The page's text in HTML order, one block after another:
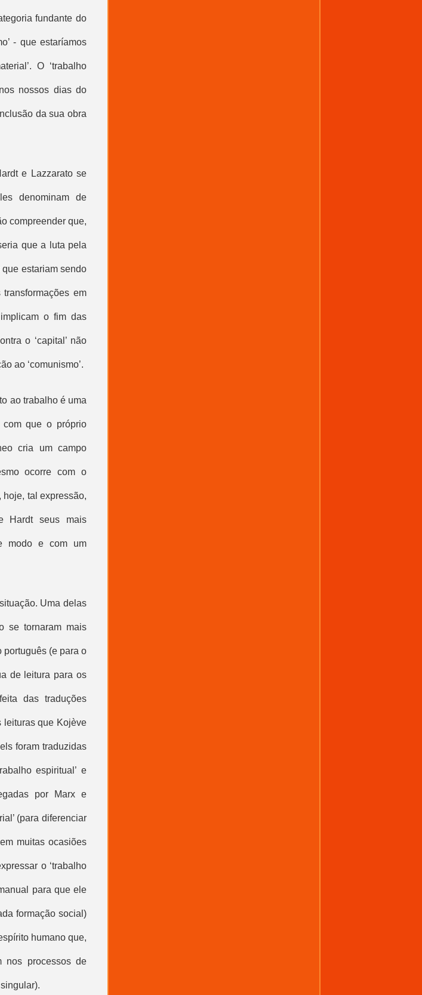
fundante do
- que estaríamos
’. O ‘trabalho
nossos dias do
da sua obra
e Lazzarato se
denominam de
compreender que,
que a luta pela
estariam sendo
em
o fim das
o ‘capital’ não
ao ‘comunismo’.
ao trabalho é uma
com que o próprio
cria um campo
ocorre com o
hoje, tal expressão,
Hardt seus mais
modo e com um
Uma delas
se tornaram mais
português (e para o
de leitura para os
das traduções
leituras que Kojève
foram traduzidas
espiritual’ e
por Marx e
’ (para diferenciar
muitas ocasiões
o ‘trabalho
para que ele
formação social)
humano que,
nos processos de